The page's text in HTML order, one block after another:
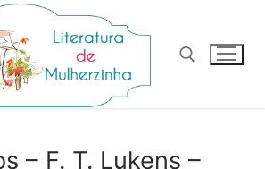
– F. T. Lukens –